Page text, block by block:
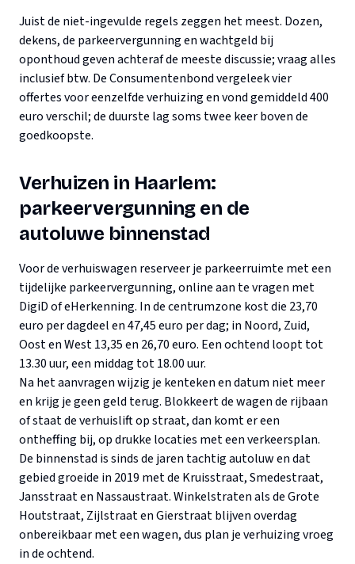
Juist de niet-ingevulde regels zeggen het meest. Dozen,
dekens, de parkeervergunning en wachtgeld bij
oponthoud geven achteraf de meeste discussie; vraag alles
inclusief btw. De Consumentenbond vergeleek vier
offertes voor eenzelfde verhuizing en vond gemiddeld 400
euro verschil; de duurste lag soms twee keer boven de
goedkoopste.
Verhuizen in Haarlem:
parkeervergunning en de
autoluwe binnenstad
Voor de verhuiswagen reserveer je parkeerruimte met een
tijdelijke parkeervergunning, online aan te vragen met
DigiD of eHerkenning. In de centrumzone kost die 23,70
euro per dagdeel en 47,45 euro per dag; in Noord, Zuid,
Oost en West 13,35 en 26,70 euro. Een ochtend loopt tot
13.30 uur, een middag tot 18.00 uur.
Na het aanvragen wijzig je kenteken en datum niet meer
en krijg je geen geld terug. Blokkeert de wagen de rijbaan
of staat de verhuislift op straat, dan komt er een
ontheffing bij, op drukke locaties met een verkeersplan.
De binnenstad is sinds de jaren tachtig autoluw en dat
gebied groeide in 2019 met de Kruisstraat, Smedestraat,
Jansstraat en Nassaustraat. Winkelstraten als de Grote
Houtstraat, Zijlstraat en Gierstraat blijven overdag
onbereikbaar met een wagen, dus plan je verhuizing vroeg
in de ochtend.